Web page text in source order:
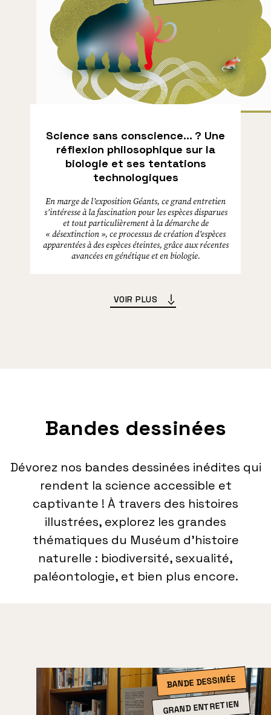
Science sans conscience… ? Une
réflexion philosophique sur la
biologie et ses tentations
technologiques
En marge de l’exposition Géants, ce grand entretien
s’intéresse à la fascination pour les espèces disparues
et tout particulièrement à la démarche de
« désextinction », ce processus de création d’espèces
apparentées à des espèces éteintes, grâce aux récentes
avancées en génétique et en biologie.
VOIR PLUS
Bandes dessinées
Dévorez nos bandes dessinées inédites qui
rendent la science accessible et
captivante ! À travers des histoires
illustrées, explorez les grandes
thématiques du Muséum d’histoire
naturelle : biodiversité, sexualité,
paléontologie, et bien plus encore.
BANDE DESSINÉE
GRAND ENTRETIEN